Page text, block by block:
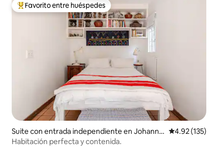
De los mejores en Favorito entre huéspedes
Favorito entre huéspedes
Suite con entrada independiente en Johanne
sburgo
Calificación
4.92 (135)
Habitación perfecta y contenida.